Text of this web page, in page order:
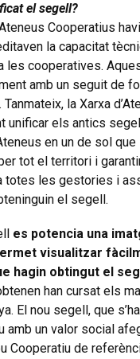
el segell?
Cooperatius
la capacitat
les cooperatives.
amb un seguit de
la Xarxa
unificar els antics
en un de sol que
tot el territori i
totes les gestories i
el segell.
es potencia una
visualitzar
hagin obtingut el
han cursat els
El nou segell, que
amb un valor social
Cooperatiu de